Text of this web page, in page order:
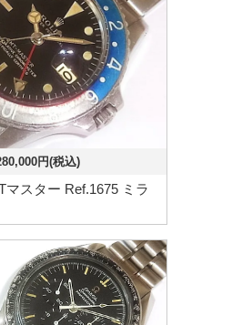
円(税込)
マスター Ref.1675 ミラ